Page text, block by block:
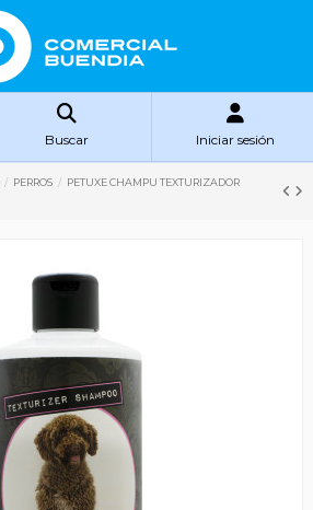
Buscar Iniciar sesión
PERROS
PETUXE CHAMPU TEXTURIZADOR